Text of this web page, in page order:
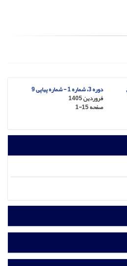
دوره 3، شماره 1 - شماره پیاپی 9
فروردین 1405
صفحه1-15